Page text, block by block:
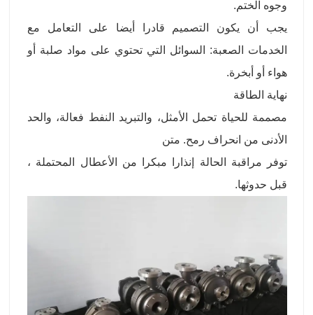
وجوه الختم.
يجب أن يكون التصميم قادرا أيضا على التعامل مع
الخدمات الصعبة: السوائل التي تحتوي على مواد صلبة أو
هواء أو أبخرة.
نهاية الطاقة
مصممة للحياة تحمل الأمثل، والتبريد النفط فعالة، والحد
الأدنى من انحراف رمح. متن
توفر مراقبة الحالة إنذارا مبكرا من الأعطال المحتملة ،
قبل حدوثها.